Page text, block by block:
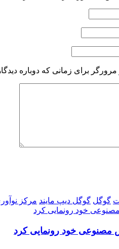
برای زمانی که دوباره
گوگل گوگل دیپ مایند مرکز
مصنوعی خود رونمایی کرد